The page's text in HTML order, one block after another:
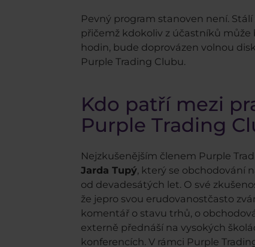
Pevný program stanoven není.
přičemž kdokoliv z účastníků
hodin, bude doprovázen volnou
Purple Trading Clubu.
Kdo patří mezi
Purple Trading
Nejzkušenějším členem Purple
Jarda Tupý, který se obchodování
od devadesátých let. O své
že jepro svou erudovanostčasto
komentář o stavu trhů, o
externě přednáší na vysokých
konferencích. V rámci Purple